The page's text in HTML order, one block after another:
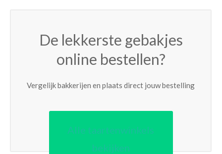
De lekkerste gebakjes
online bestellen?
Vergelijk bakkerijen en plaats direct jouw bestelling
Alle taartenwinkels
bekijken